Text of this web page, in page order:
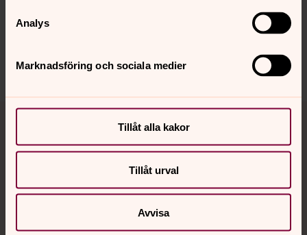
Analys
Marknadsföring och sociala medier
Tillåt alla kakor
Tillåt urval
Avvisa
innehåll?
Dela
Tillbaka till toppen
Tillbaka till innehållet
Kalender